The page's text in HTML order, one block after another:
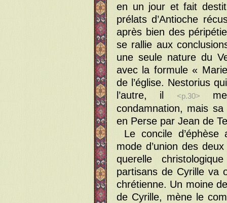
en un jour et fait
prélats d’Antioche
après bien des
se rallie aux
une seule nature du
avec la formule «
de l’église. Nestorius
l’autre, il
<p.30>
condamnation, mais
en Perse par Jean de
Le concile
mode d’union des
querelle
partisans de Cyrille va
chrétienne. Un moine
de Cyrille, mène le